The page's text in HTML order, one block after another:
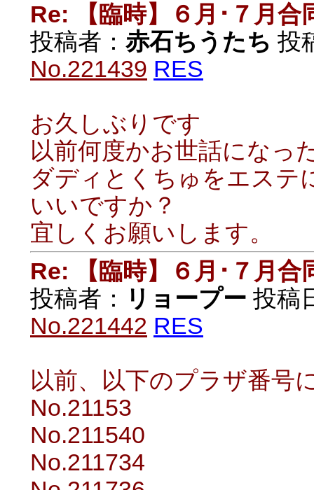
Re: 【臨時】６月･７月
投稿者： 赤石ちうたち 投
No.221439 RES
お久しぶりです
以前何度かお世話になっ
ダディとくちゅをエステ
いいですか？
宜しくお願いします。
Re: 【臨時】６月･７月
投稿者： リョープー 投稿
No.221442 RES
以前、以下のプラザ番号
No.21153
No.211540
No.211734